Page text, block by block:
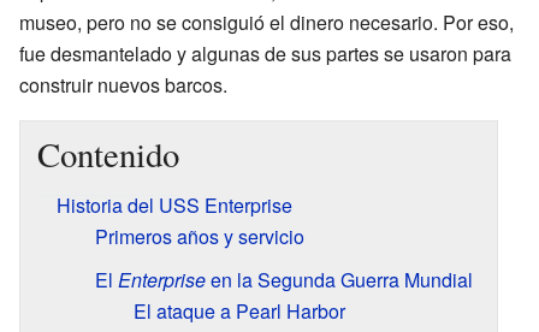
museo, pero no se consiguió el dinero necesario. Por eso,
fue desmantelado y algunas de sus partes se usaron para
construir nuevos barcos.
Contenido
Historia del USS Enterprise
Primeros años y servicio
El Enterpriseen la Segunda Guerra Mundial
El ataque a Pearl Harbor